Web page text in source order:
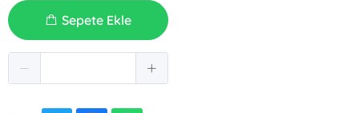
Sepete Ekle